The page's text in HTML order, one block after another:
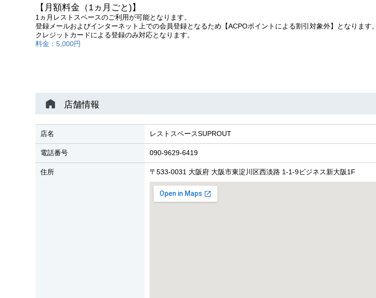
【月額料金（1ヵ月ごと)】
1ヵ月レストスペースのご利用が可能となります。
登録メールおよびインターネット上での会員登録となるため【ACPOポイントによる割引対象外】となります。
クレジットカードによる登録のみ対応となります。
料金：5,000円
店舗情報
店名 レストスペースSUPROUT
電話番号 090-9629-6419
住所 〒533-0031 大阪府 大阪市東淀川区西淡路 1-1-9ビジネス新大阪1F